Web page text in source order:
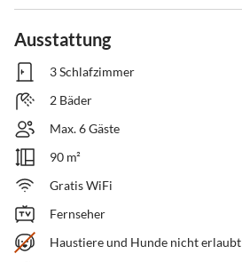
Ausstattung
3 Schlafzimmer
2 Bäder
Max. 6 Gäste
90 m²
Gratis WiFi
Fernseher
Haustiere und Hunde nicht erlaubt